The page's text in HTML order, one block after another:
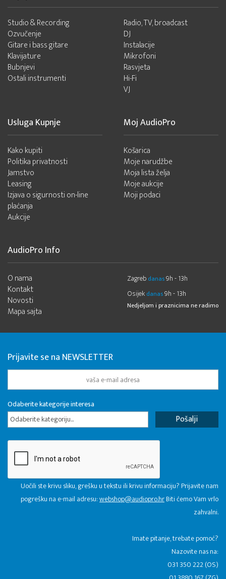
Studio & Recording
Ozvučenje
Gitare i bass gitare
Klavijature
Bubnjevi
Ostali instrumenti
Radio, TV, broadcast
DJ
Instalacije
Mikrofoni
Rasvjeta
Hi-Fi
VJ
Usluga Kupnje
Kako kupiti
Politika privatnosti
Jamstvo
Leasing
Izjava o sigurnosti on-line
plaćanja
Aukcije
Moj AudioPro
Košarica
Moje narudžbe
Moja lista želja
Moje aukcije
Moji podaci
AudioPro Info
O nama
Kontakt
Novosti
Mapa sajta
Zagreb danas9h - 13h
Osijek danas9h - 13h
Nedjeljom i praznicima ne radimo
Prijavite se na NEWSLETTER
Odaberite kategorije interesa
Odaberite kategoriju...
Uočili ste krivu sliku, grešku u tekstu ili krivu informaciju? Prijavite nam
pogrešku na e-mail adresu:webshop@audiopro.hrBiti ćemo Vam vrlo
zahvalni.
​Imate pitanje, trebate pomoć?
Nazovite nas na:
031 350 222 (OS)